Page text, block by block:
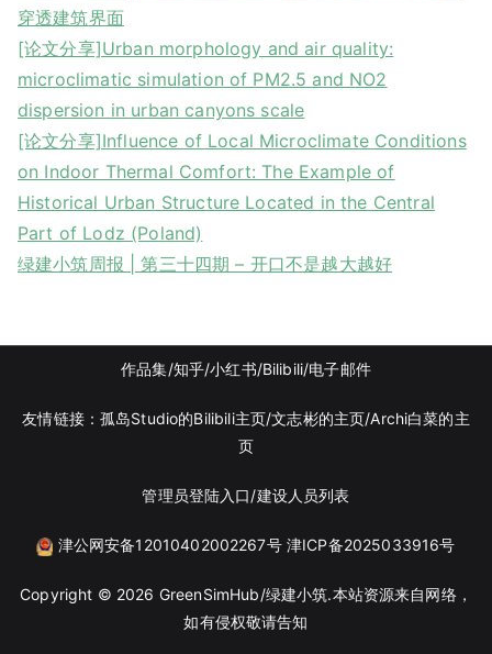
穿透建筑界面
[论文分享]Urban morphology and air quality:
microclimatic simulation of PM2.5 and NO2
dispersion in urban canyons scale
[论文分享]Influence of Local Microclimate Conditions
on Indoor Thermal Comfort: The Example of
Historical Urban Structure Located in the Central
Part of Lodz (Poland)
绿建小筑周报 | 第三十四期 – 开口不是越大越好
作品集/知乎/小红书/Bilibili/电子邮件
友情链接：孤岛Studio的Bilibili主页/文志彬的主页/Archi白菜的主
页
管理员登陆入口/建设人员列表
津公网安备12010402002267号 津ICP备2025033916号
Copyright © 2026 GreenSimHub/绿建小筑.本站资源来自网络，
如有侵权敬请告知